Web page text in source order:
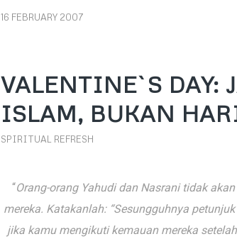
16 FEBRUARY 2007
VALENTINE`S DAY:
ISLAM, BUKAN
SPIRITUAL REFRESH
“Orang-orang Yahudi dan Nasrani tidak
mereka. Katakanlah: “Sesungguhnya
jika kamu mengikuti kemauan mereka